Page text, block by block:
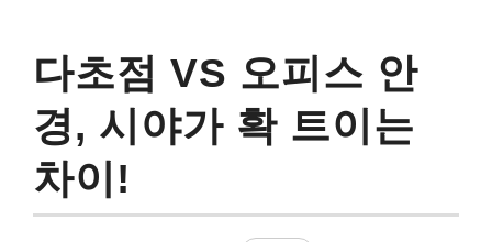
다초점 VS 오피스 안
경, 시야가 확 트이는
차이!